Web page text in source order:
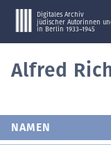
Digitales Archiv
jüdischer Autorinnen
in Berlin 1933–1945
Alfred
NAMEN